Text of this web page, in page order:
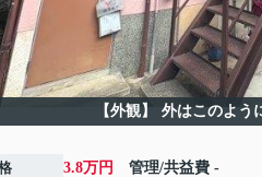
【外観】 外はこのよう
3.8万円 管理/共益費 -